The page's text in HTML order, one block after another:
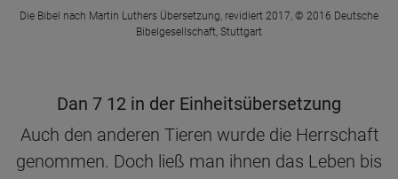
Die Bibel nach Martin Luthers Übersetzung, revidiert 2017, © 2016 Deutsche
Bibelgesellschaft, Stuttgart
Dan 7 12 in der Einheitsübersetzung
Auch den anderen Tieren wurde die Herrschaft
genommen. Doch ließ man ihnen das Leben bis